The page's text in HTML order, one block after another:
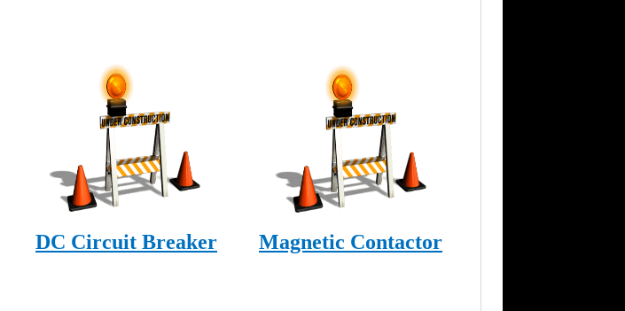
DC Circuit Breaker Magnetic Contactor